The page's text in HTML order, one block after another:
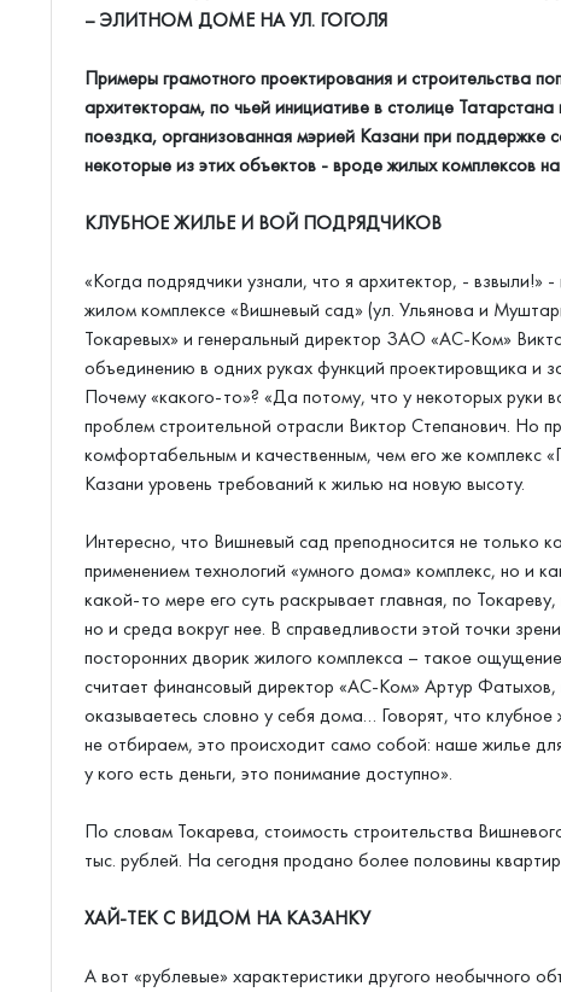
– ЭЛИТНОМ ДОМЕ НА УЛ. ГОГОЛЯ
Примеры грамотного проектирования и строительства
архитекторам, по чьей инициативе в столице
поездка, организованная мэрией Казани при
некоторые из этих объектов - вроде жилых комплексов
КЛУБНОЕ ЖИЛЬЕ И ВОЙ ПОДРЯДЧИКОВ
«Когда подрядчики узнали, что я архитектор, -
жилом комплексе «Вишневый сад» (ул. Ульянова и
Токаревых» и генеральный директор ЗАО «АС-Ком»
объединению в одних руках функций проектировщика и
Почему «какого-то»? «Да потому, что у некоторых руки
проблем строительной отрасли Виктор Степанович. Но
комфортабельным и качественным, чем его же комплекс
Казани уровень требований к жилью на новую высоту.
Интересно, что Вишневый сад преподносится не только
применением технологий «умного дома» комплекс, но и
какой-то мере его суть раскрывает главная, по
но и среда вокруг нее. В справедливости этой точки
посторонних дворик жилого комплекса – такое
считает финансовый директор «АС-Ком» Артур
оказываетесь словно у себя дома… Говорят, что
не отбираем, это происходит само собой: наше жилье
у кого есть деньги, это понимание доступно».
По словам Токарева, стоимость строительства
тыс. рублей. На сегодня продано более половины
ХАЙ-ТЕК С ВИДОМ НА КАЗАНКУ
А вот «рублевые» характеристики другого необычного